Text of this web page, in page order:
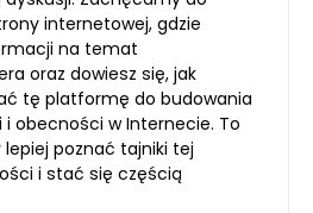
internetowej, gdzie
na temat
oraz dowiesz się, jak
tę platformę do budowania
obecności w Internecie. To
lepiej poznać tajniki tej
i stać się częścią